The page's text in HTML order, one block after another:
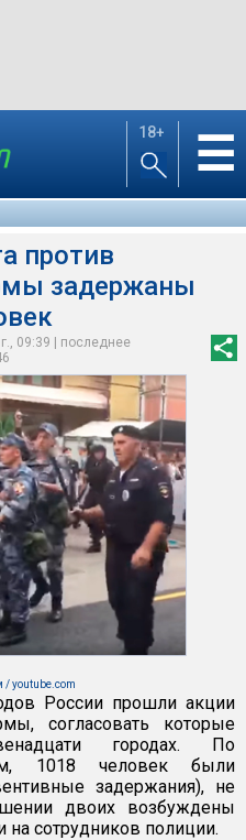
18+ ☰
против
задержаны
09:39 | последнее
/ youtube.com
России прошли акции
согласовать которые
городах. По
1018 человек были
задержания), не
двоих возбуждены
сотрудников полиции.